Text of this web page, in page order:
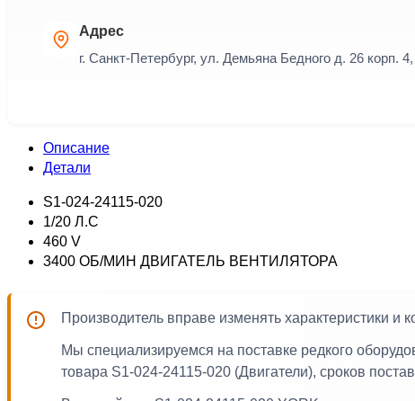
Адрес
г. Санкт-Петербург, ул. Демьяна Бедного д. 26 корп.
Описание
Детали
S1-024-24115-020
1/20 Л.С
460 V
3400 ОБ/МИН ДВИГАТЕЛЬ ВЕНТИЛЯТОРА
Производитель вправе изменять характеристики
Мы специализируемся на поставке редкого
товара S1-024-24115-020 (Двигатели), сроков